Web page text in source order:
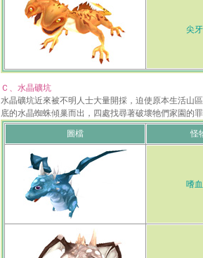
尖
Ｃ、水晶礦坑
水晶礦坑近來被不明人士大量開採，迫使原本生活山
底的水晶蜘蛛傾巢而出，四處找尋著破壞牠們家園的
圖檔 怪
嗜